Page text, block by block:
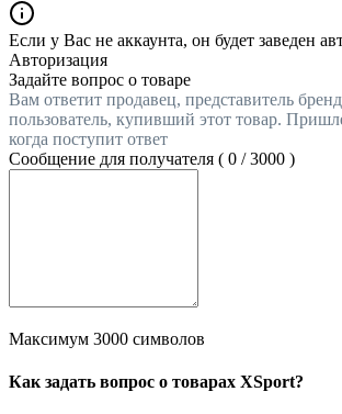
Если у Вас не аккаунта, он будет заведен
Авторизация
Задайте вопрос о товаре
Вам ответит продавец, представитель
пользователь, купивший этот товар.
когда поступит ответ
Сообщение для получателя ( 0 /3000 )
Максимум 3000 символов
Как задать вопрос о товарах XSport?